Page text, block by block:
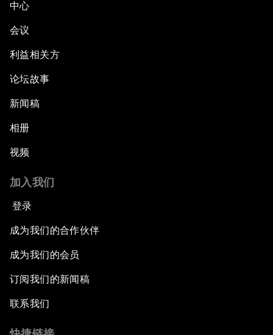
中心
会议
利益相关方
论坛故事
新闻稿
相册
视频
加入我们
登录
成为我们的合作伙伴
成为我们的会员
订阅我们的新闻稿
联系我们